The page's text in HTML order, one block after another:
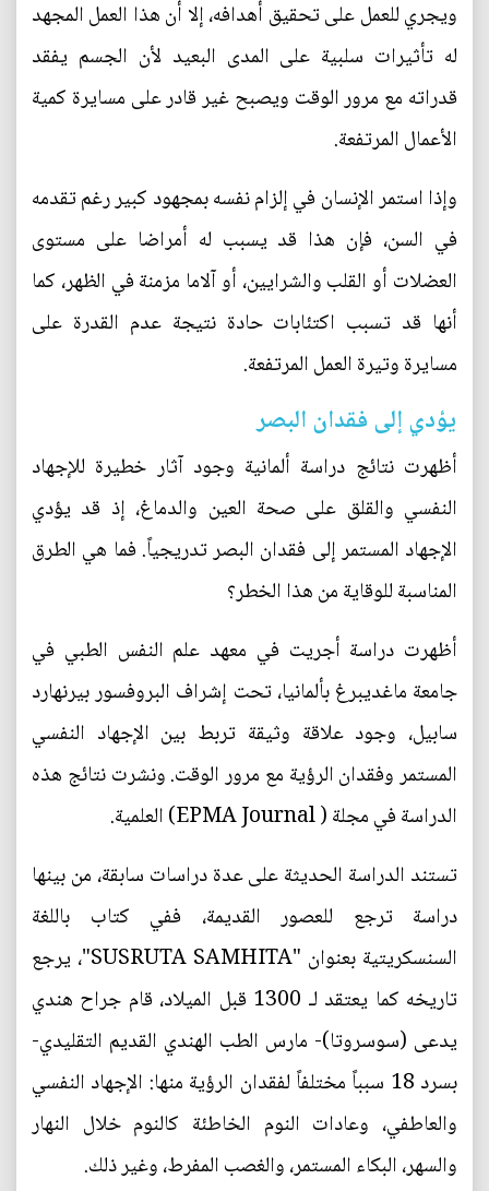
ويجري للعمل على تحقيق أهدافه، إلا أن هذا العمل المجهد
له تأثيرات سلبية على المدى البعيد لأن الجسم يفقد
قدراته مع مرور الوقت ويصبح غير قادر على مسايرة كمية
الأعمال المرتفعة.
وإذا استمر الإنسان في إلزام نفسه بمجهود كبير رغم تقدمه
في السن، فإن هذا قد يسبب له أمراضا على مستوى
العضلات أو القلب والشرايين، أو آلاما مزمنة في الظهر، كما
أنها قد تسبب اكتئابات حادة نتيجة عدم القدرة على
مسايرة وتيرة العمل المرتفعة.
يؤدي إلى فقدان البصر
أظهرت نتائج دراسة ألمانية وجود آثار خطيرة للإجهاد
النفسي والقلق على صحة العين والدماغ، إذ قد يؤدي
الإجهاد المستمر إلى فقدان البصر تدريجياً. فما هي الطرق
المناسبة للوقاية من هذا الخطر؟
أظهرت دراسة أجريت في معهد علم النفس الطبي في
جامعة ماغديبرغ بألمانيا، تحت إشراف البروفسور بيرنهارد
سابيل، وجود علاقة وثيقة تربط بين الإجهاد النفسي
المستمر وفقدان الرؤية مع مرور الوقت. ونشرت نتائج هذه
الدراسة في مجلة ( EPMA Journal) العلمية.
تستند الدراسة الحديثة على عدة دراسات سابقة، من بينها
دراسة ترجع للعصور القديمة، ففي كتاب باللغة
السنسكريتية بعنوان "SUSRUTA SAMHITA"، يرجع
تاريخه كما يعتقد لـ 1300 قبل الميلاد، قام جراح هندي
يدعى (سوسروتا)- مارس الطب الهندي القديم التقليدي-
بسرد 18 سبباً مختلفاً لفقدان الرؤية منها: الإجهاد النفسي
والعاطفي، وعادات النوم الخاطئة كالنوم خلال النهار
والسهر، البكاء المستمر، والغصب المفرط، وغير ذلك.